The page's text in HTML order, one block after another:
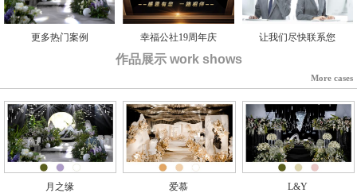
更多热门案例 幸福公社19周年庆 让我们尽快联系您
作品展示 work shows
More cases
月之缘 爱慕 L&Y